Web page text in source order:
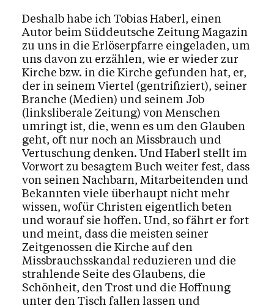
Deshalb habe ich Tobias Haberl, einen
Autor beim Süddeutsche Zeitung Magazin
zu uns in die Erlöserpfarre eingeladen, um
uns davon zu erzählen, wie er wieder zur
Kirche bzw. in die Kirche gefunden hat, er,
der in seinem Viertel (gentrifiziert), seiner
Branche (Medien) und seinem Job
(linksliberale Zeitung) von Menschen
umringt ist, die, wenn es um den Glauben
geht, oft nur noch an Missbrauch und
Vertuschung denken. Und Haberl stellt im
Vorwort zu besagtem Buch weiter fest, dass
von seinen Nachbarn, Mitarbeitenden und
Bekannten viele überhaupt nicht mehr
wissen, wofür Christen eigentlich beten
und worauf sie hoffen. Und, so fährt er fort
und meint, dass die meisten seiner
Zeitgenossen die Kirche auf den
Missbrauchsskandal reduzieren und die
strahlende Seite des Glaubens, die
Schönheit, den Trost und die Hoffnung
unter den Tisch fallen lassen und